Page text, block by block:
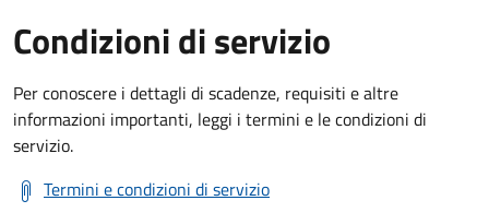
Condizioni di servizio
Per conoscere i dettagli di scadenze, requisiti e altre
informazioni importanti, leggi i termini e le condizioni di
servizio.
Termini e condizioni di servizio